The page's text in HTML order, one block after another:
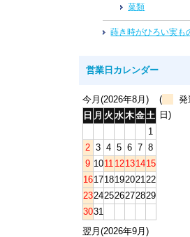
菜類
蒔き時がひろい実も
営業日カレンダー
今月(2026年8月)
日 月 火 水木金土
1
2 3 4 5 6 7 8
9 1011 12131415
16171819202122
23242526272829
3031
翌月(2026年9月)
(
発
日)